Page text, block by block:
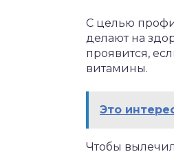
С целью
делают на
проявится,
витамины.
Это
Чтобы